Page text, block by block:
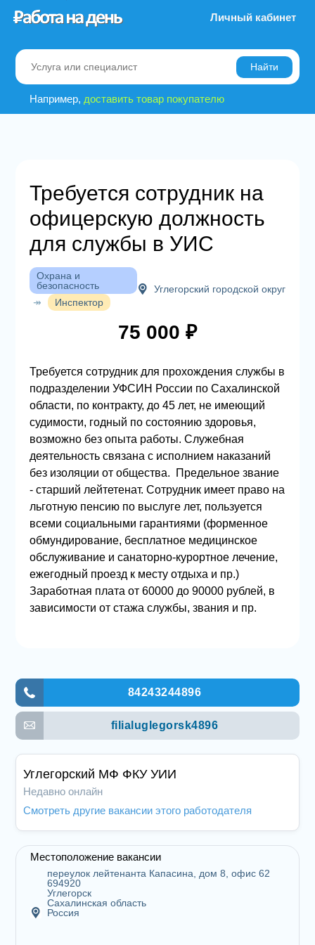
Личный кабинет
Найти
Например, доставить товар покупателю
Требуется сотрудник на
офицерскую должность
для службы в УИС
Охрана и
безопасность
↠
Инспектор
Углегорский городской округ
75 000 ₽
Требуется сотрудник для прохождения службы в
подразделении УФСИН России по Сахалинской
области, по контракту, до 45 лет, не имеющий
судимости, годный по состоянию здоровья,
возможно без опыта работы. Служебная
деятельность связана с исполнием наказаний
без изоляции от общества. Предельное звание
- старший лейтетенат. Сотрудник имеет право на
льготную пенсию по выслуге лет, пользуется
всеми социальными гарантиями (форменное
обмундирование, бесплатное медицинское
обслуживание и санаторно-курортное лечение,
ежегодный проезд к месту отдыха и пр.)
Заработная плата от 60000 до 90000 рублей, в
зависимости от стажа службы, звания и пр.
84243244896
filialuglegorsk4896
Углегорский МФ ФКУ УИИ
Недавно онлайн
Смотреть другие вакансии этого работодателя
Местоположение вакансии
переулок лейтенанта Капасина, дом 8, офис 62
694920
Углегорск
Сахалинская область
Россия